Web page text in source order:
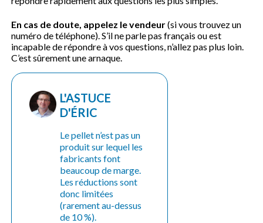
En cas de doute, appelez le vendeur(si vous trouvez un
numéro de téléphone). S’il ne parle pas français ou est
incapable de répondre à vos questions, n’allez pas plus loin.
C’est sûrement une arnaque.
L'ASTUCE
D'ÉRIC
Le pellet n’est pas un
produit sur lequel les
fabricants font
beaucoup de marge.
Les réductions sont
donc limitées
(rarement au-dessus
de 10 %).